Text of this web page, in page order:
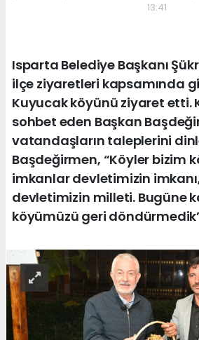
13:41
Isparta Belediye Başkanı
ilçe ziyaretleri kapsamında
Kuyucak köyünü ziyaret etti.
sohbet eden Başkan
vatandaşların taleplerini
Başdeğirmen, “Köyler bizim
imkanlar devletimizin
devletimizin milleti. Bugüne
köyümüzü geri